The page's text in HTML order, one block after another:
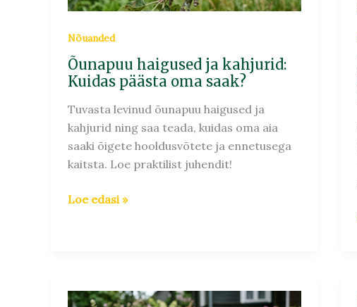
Nõuanded
Õunapuu haigused ja kahjurid:
Kuidas päästa oma saak?
Tuvasta levinud õunapuu haigused ja
kahjurid ning saa teada, kuidas oma aia
saaki õigete hooldusvõtete ja ennetusega
kaitsta. Loe praktilist juhendit!
Loe edasi »
Hortensia